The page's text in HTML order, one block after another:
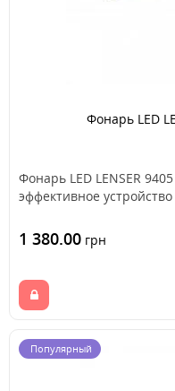
Фонарь LED
Фонарь LED LENSER
эффективное
1 380.00 грн
Популярный